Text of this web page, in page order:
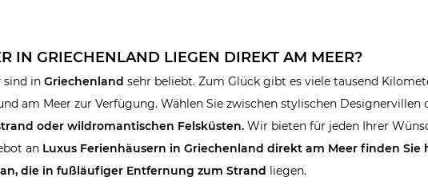
IN GRIECHENLAND LIEGEN DIREKT AM MEER?
sind in Griechenland sehr beliebt. Zum Glück gibt es viele tausend
am Meer zur Verfügung. Wählen Sie zwischen stylischen Designervillen
oder wildromantischen Felsküsten. Wir bieten für jeden Ihrer
an Luxus Ferienhäusern in Griechenland direkt am Meer finden Sie
die in fußläufiger Entfernung zum Strand liegen.